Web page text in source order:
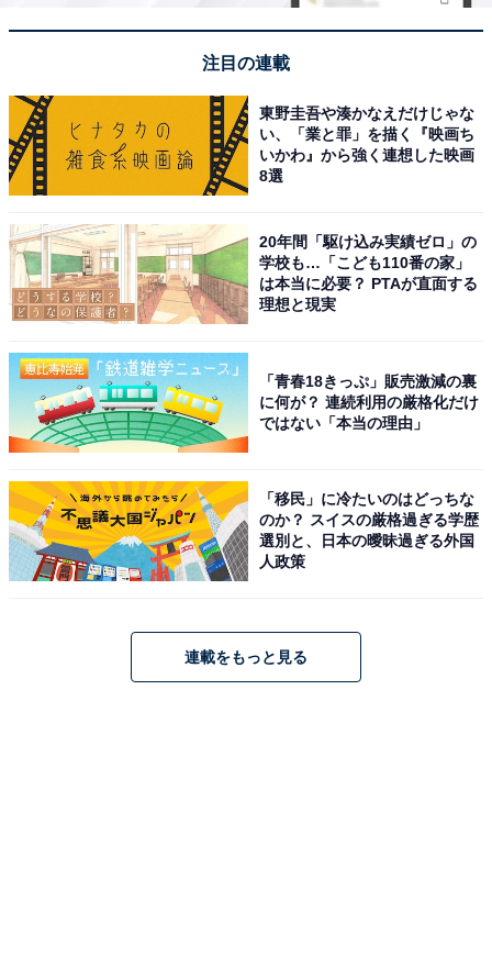
注目の連載
東野圭吾や湊かなえだけじゃな
い、「業と罪」を描く『映画ち
いかわ』から強く連想した映画
8選
20年間「駆け込み実績ゼロ」の
学校も…「こども110番の家」
は本当に必要？ PTAが直面する
理想と現実
「青春18きっぷ」販売激減の裏
に何が？ 連続利用の厳格化だけ
ではない「本当の理由」
「移民」に冷たいのはどっちな
のか？ スイスの厳格過ぎる学歴
選別と、日本の曖昧過ぎる外国
人政策
連載をもっと見る